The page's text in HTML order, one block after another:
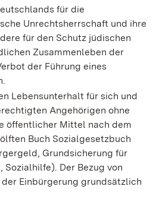
für die
Unrechtsherrschaft und ihre
für den Schutz jüdischen
Zusammenleben der
der Führung eines
Lebensunterhalt für sich und
Angehörigen ohne
öffentlicher Mittel nach dem
Buch Sozialgesetzbuch
Grundsicherung für
Sozialhilfe). Der Bezug von
Einbürgerung grundsätzlich